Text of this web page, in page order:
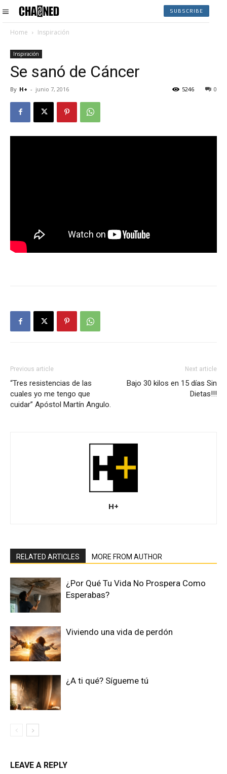
SUBSCRIBE
Home Inspiración
Inspiración
Se sanó de Cáncer
By H+ - junio 7, 2016 0
5246
Previous article
“Tres resistencias de las
cuales yo me tengo que
cuidar” Apóstol Martín Angulo.
Next article
Bajo 30 kilos en 15 días Sin
Dietas!!!
H+
RELATED ARTICLES MORE FROM AUTHOR
¿Por Qué Tu Vida No Prospera Como
Esperabas?
Viviendo una vida de perdón
¿A ti qué? Sígueme tú
LEAVE A REPLY